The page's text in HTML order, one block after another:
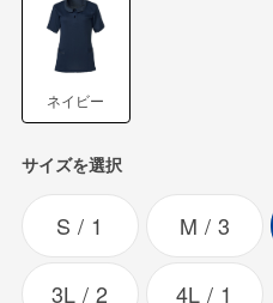
ネイビー
サイズを選択
S 1 M 3
3L 2 4L 1